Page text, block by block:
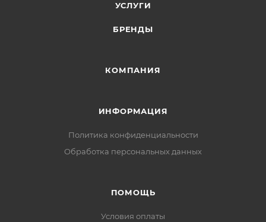
УСЛУГИ
БРЕНДЫ
КОМПАНИЯ
ИНФОРМАЦИЯ
Политика конфиденциальности
Обработка персональных данных
ПОМОЩЬ
Условия оплаты